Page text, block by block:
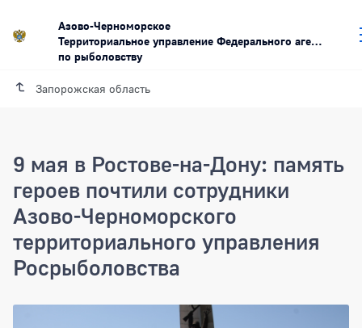
Азово-Черноморское
Территориальное управление Федерального агентства
по рыболовству
Запорожская область
9 мая в Ростове-на-Дону: память
героев почтили сотрудники
Азово-Черноморского
территориального управления
Росрыболовства
9 мая в Ростове-на-Дону: память